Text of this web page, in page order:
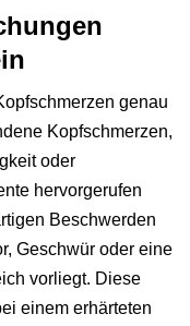
genau
Kopfschmerzen,
oder
hervorgerufen
Beschwerden
Geschwür oder eine
vorliegt. Diese
einem erhärteten